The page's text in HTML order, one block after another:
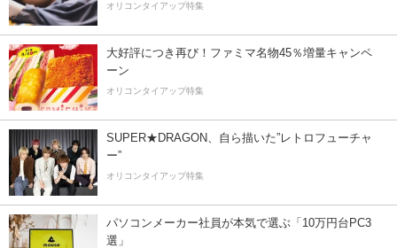
オリコンタイアップ特集
大好評につき再び！ファミマ名物45％増量キャンペ
ーン
オリコンタイアップ特集
SUPER★DRAGON、自ら描いた”レトロフューチャ
ー”
オリコンタイアップ特集
パソコンメーカー社員が本気で選ぶ「10万円台PC3
選」